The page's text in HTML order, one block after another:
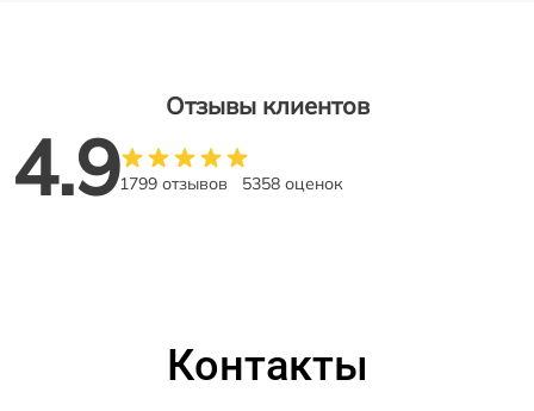
Отзывы клиентов
4.91799 отзывов 5358 оценок
Контакты